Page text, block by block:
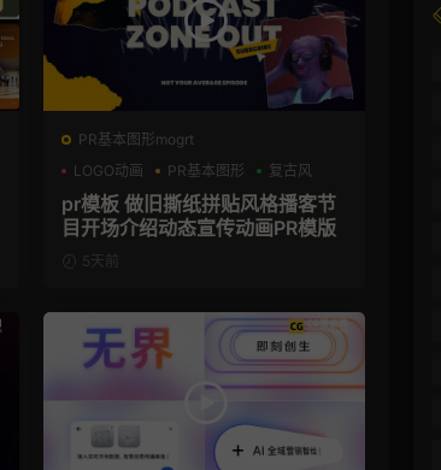
PR基本图形mogrt
LOGO动画
PR基本图形 复古风
pr模板 做旧撕纸拼贴风格播客节
目开场介绍动态宣传动画PR模版
5天前